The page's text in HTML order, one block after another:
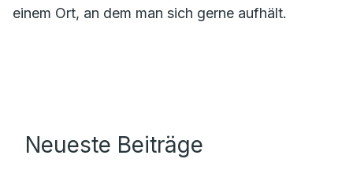
einem Ort, an dem man sich gerne aufhält.
Neueste Beiträge